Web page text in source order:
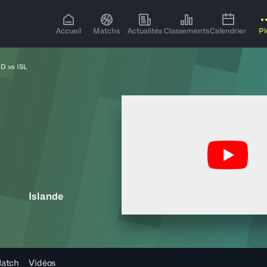
Accueil Matchs Actualités ClassementsCalendrier
vs ISL
Islande
Vidéos